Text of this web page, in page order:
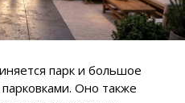
парк и большое
Оно также